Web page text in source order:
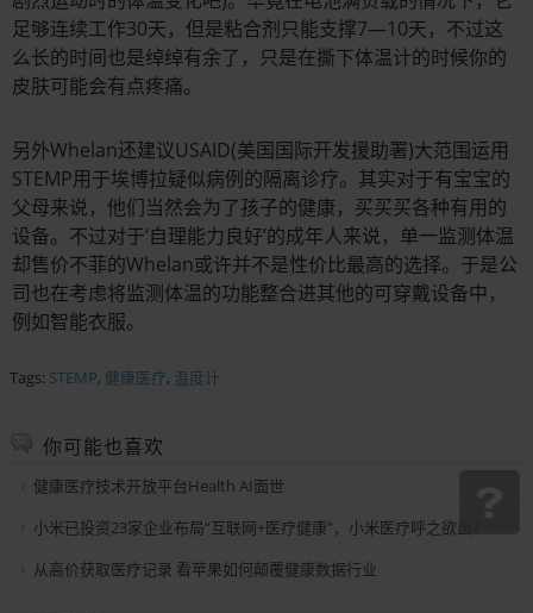
足够连续工作30天，但是粘合剂只能支撑7—10天，不过这
么长的时间也是绰绰有余了，只是在撕下体温计的时候你的
皮肤可能会有点疼痛。
另外Whelan还建议USAID(美国国际开发援助署)大范围运用
STEMP用于埃博拉疑似病例的隔离诊疗。其实对于有宝宝的
父母来说，他们当然会为了孩子的健康，买买买各种有用的
设备。不过对于‘自理能力良好’的成年人来说，单一监测体温
却售价不菲的Whelan或许并不是性价比最高的选择。于是公
司也在考虑将监测体温的功能整合进其他的可穿戴设备中，
例如智能衣服。
Tags: STEMP, 健康医疗, 温度计
你可能也喜欢
健康医疗技术开放平台Health AI面世
小米已投资23家企业布局“互联网+医疗健康”，小米医疗呼之欲出？
从高价获取医疗记录 看苹果如何颠覆健康数据行业